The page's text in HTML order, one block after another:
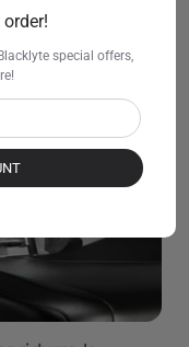
special offers,